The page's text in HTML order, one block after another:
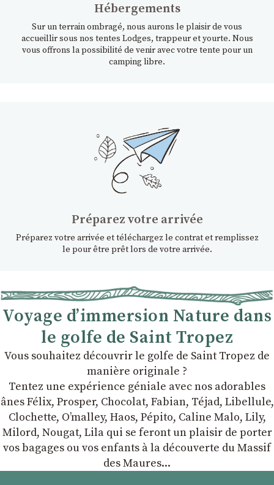
Hébergements
Sur un terrain ombragé, nous aurons le plaisir de vous
accueillir sous nos tentes Lodges, trappeur et yourte. Nous
vous offrons la possibilité de venir avec votre tente pour un
camping libre.
Préparez votre arrivée
Préparez votre arrivée et téléchargez le contrat et remplissez
le pour être prêt lors de votre arrivée.
Voyage d’immersion Nature dans
le golfe de Saint Tropez
Vous souhaitez découvrir le golfe de Saint Tropez de
manière originale ?
Tentez une expérience géniale avec nos adorables
ânes Félix, Prosper, Chocolat, Fabian, Téjad, Libellule,
Clochette, Oʼmalley, Haos, Pépito, Caline Malo, Lily,
Milord, Nougat, Lila qui se feront un plaisir de porter
vos bagages ou vos enfants à la découverte du Massif
des Maures...